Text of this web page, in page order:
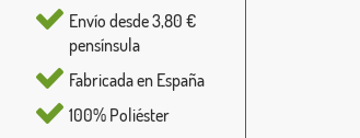
Envío desde 3,80 €
pensínsula
Fabricada en España
100% Poliéster